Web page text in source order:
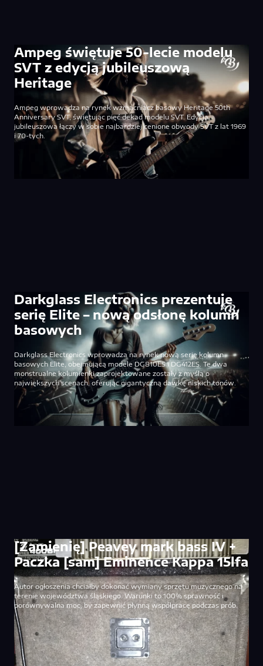
Ampeg świętuje 50-lecie modelu
SVT z edycją jubileuszową
Heritage
Ampeg wprowadza na rynek wzmacniacz basowy Heritage 50th
Anniversary SVT, świętując pięć dekad modelu SVT. Edycja
jubileuszowa łączy w sobie najbardziej cenione obwody SVT z lat 1969
i 70-tych.
Darkglass Electronics prezentuje
serię Elite – nową odsłonę kolumn
basowych
Darkglass Electronics wprowadza na rynek nową serię kolumn
basowych Elite, obejmującą modele DG810ES i DG412ES. Te dwa
monstrualne kolumienki zaprojektowane zostały z myślą o
największych scenach, oferując gigantyczną dawkę niskich tonów.
[Zamienię] Peavey mark bass IV +
Paczka [sam] Eminence Kappa 15lfa
Autor ogłoszenia chciałby dokonać wymiany sprzętu muzycznego na
terenie województwa śląskiego. Warunki to 100% sprawność i
porównywalna moc, by zapewnić płynną współpracę podczas prób.